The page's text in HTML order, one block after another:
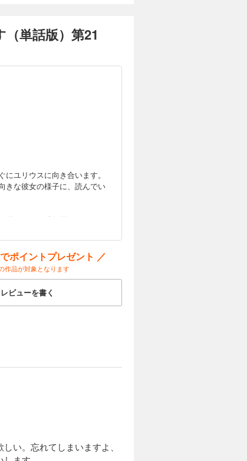
単話版）第21
ユリウスに向き合います。
きな彼女の様子に、読んでい
かされ、鉄仮面の下にはそ
ポイントプレゼント ／
作品が対象となります
レビューを書く
い。忘れてしまいますよ、